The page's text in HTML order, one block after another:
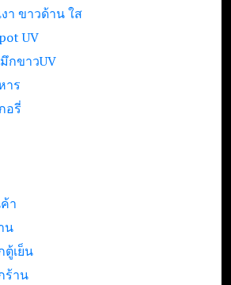
า ขาวด้าน ใส
UV
กขาวUV
าร
อรี่
า
น
ตู้เย็น
ร้าน